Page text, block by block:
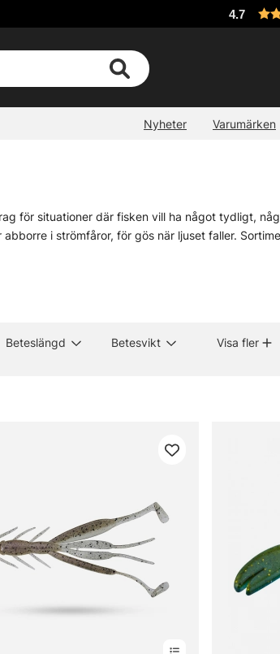
4.7
Nyheter Varumärken
för situationer där fisken vill ha något tydligt,
i strömfåror, för gös när ljuset faller.
följsamt och lite mer långsmalt i rörelsen, då är
Beteslängd Betesvikt Visa fler